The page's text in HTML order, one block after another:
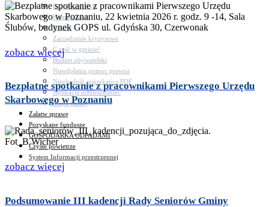
Bezpieczeństwo
Komunikacja
Parafie
Zarządzanie kryzysowe
C.ześć w gminie!
Budżet obywatelski
Nieodpłatna pomoc prawna
Niezbędnik mieszkańca PDF
Aplikacja mMieszkaniec
Mapa gminy
Załatw sprawę
Pozyskane fundusze
GOSPODARKA ODPADAMI
Czyste powietrze
System Informacji przestrzennej
zobacz więcej
Bezpłatne spotkanie z pracownikami Pierwszego Urzędu
Skarbowego w Poznaniu
zobacz więcej
Podsumowanie III kadencji Rady Seniorów Gminy